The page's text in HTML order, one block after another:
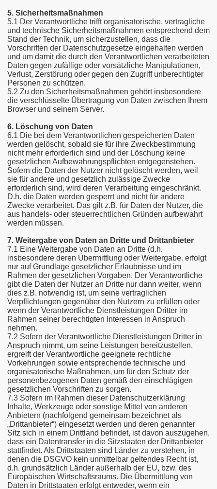
5. Sicherheitsmaßnahmen
5.1 Der Verantwortliche trifft organisatorische, vertragliche
und technische Sicherheitsmaßnahmen entsprechend dem
Stand der Technik, um sicherzustellen, dass die
Vorschriften der Datenschutzgesetze eingehalten werden
und um damit die durch den Verantwortlichen verarbeiteten
Daten gegen zufällige oder vorsätzliche Manipulationen,
Verlust, Zerstörung oder gegen den Zugriff unberechtigter
Personen zu schützen.
5.2 Zu den Sicherheitsmaßnahmen gehört insbesondere
die verschlüsselte Übertragung von Daten zwischen Ihrem
Browser und seinem Server.
6. Löschung von Daten
6.1 Die bei dem Verantwortlichen gespeicherten Daten
werden gelöscht, sobald sie für ihre Zweckbestimmung
nicht mehr erforderlich sind und der Löschung keine
gesetzlichen Aufbewahrungspflichten entgegenstehen.
Sofern die Daten der Nutzer nicht gelöscht werden, weil
sie für andere und gesetzlich zulässige Zwecke
erforderlich sind, wird deren Verarbeitung eingeschränkt.
D.h. die Daten werden gesperrt und nicht für andere
Zwecke verarbeitet. Das gilt z.B. für Daten der Nutzer, die
aus handels- oder steuerrechtlichen Gründen aufbewahrt
werden müssen.
7. Weitergabe von Daten an Dritte und Drittanbieter
7.1 Eine Weitergabe von Daten an Dritte (d.h.
insbesondere deren Übermittlung oder Weitergabe. erfolgt
nur auf Grundlage gesetzlicher Erlaubnisse und im
Rahmen der gesetzlichen Vorgaben. Der Verantwortliche
gibt die Daten der Nutzer an Dritte nur dann weiter, wenn
dies z.B. notwendig ist, um seine vertraglichen
Verpflichtungen gegenüber den Nutzern zu erfüllen oder
wenn der Verantwortliche Dienstleistungen Dritter im
Rahmen seiner berechtigten Interessen in Anspruch
nehmen.
7.2 Sofern der Verantwortliche Dienstleistungen Dritter in
Anspruch nimmt, um seine Leistungen bereitzustellen,
ergreift der Verantwortliche geeignete rechtliche
Vorkehrungen sowie entsprechende technische und
organisatorische Maßnahmen, um für den Schutz der
personenbezogenen Daten gemäß den einschlägigen
gesetzlichen Vorschriften zu sorgen.
7.3 Sofern im Rahmen dieser Datenschutzerklärung
Inhalte, Werkzeuge oder sonstige Mittel von anderen
Anbietern (nachfolgend gemeinsam bezeichnet als
„Drittanbieter“) eingesetzt werden und deren genannter
Sitz sich in einem Drittland befindet, ist davon auszugehen,
dass ein Datentransfer in die Sitzstaaten der Drittanbieter
stattfindet. Als Drittstaaten sind Länder zu verstehen, in
denen die DSGVO kein unmittelbar geltendes Recht ist,
d.h. grundsätzlich Länder außerhalb der EU, bzw. des
Europäischen Wirtschaftsraums. Die Übermittlung von
Daten in Drittstaaten erfolgt entweder, wenn ein